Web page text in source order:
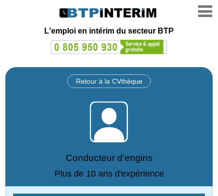
L'emploi en intérim du secteur BTP
Retour à la CVthèque
Conducteur d'engins
Plus de 10 ans d'expérience